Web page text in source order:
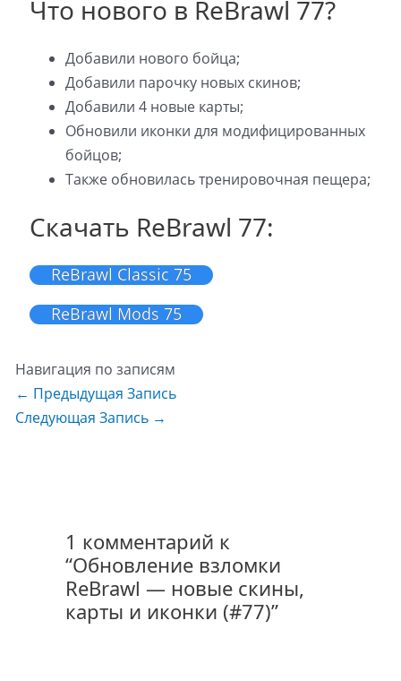
Что нового в ReBrawl 77?
Добавили нового бойца;
Добавили парочку новых скинов;
Добавили 4 новые карты;
Обновили иконки для модифицированных
бойцов;
Также обновилась тренировочная пещера;
Скачать ReBrawl 77:
ReBrawl Classic 75
ReBrawl Mods 75
Навигация по записям
← Предыдущая Запись
Следующая Запись →
1 комментарий к
“Обновление взломки
ReBrawl — новые скины,
карты и иконки (#77)”